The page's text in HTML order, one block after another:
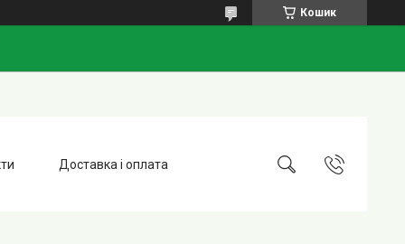
Кошик
Доставка і оплата